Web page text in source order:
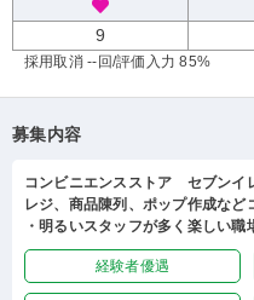
9
採用取消 --回/評価入力 85%
募集内容
コンビニエンスストア セブンイ
レジ、商品陳列、ポップ作成など
・明るいスタッフが多く楽しい職
経験者優遇